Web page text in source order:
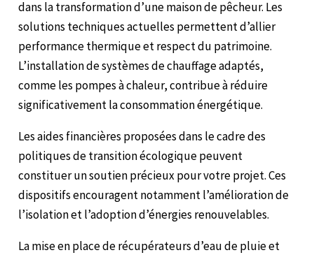
dans la transformation d’une maison de pêcheur. Les
solutions techniques actuelles permettent d’allier
performance thermique et respect du patrimoine.
L’installation de systèmes de chauffage adaptés,
comme les pompes à chaleur, contribue à réduire
significativement la consommation énergétique.
Les aides financières proposées dans le cadre des
politiques de transition écologique peuvent
constituer un soutien précieux pour votre projet. Ces
dispositifs encouragent notamment l’amélioration de
l’isolation et l’adoption d’énergies renouvelables.
La mise en place de récupérateurs d’eau de pluie et